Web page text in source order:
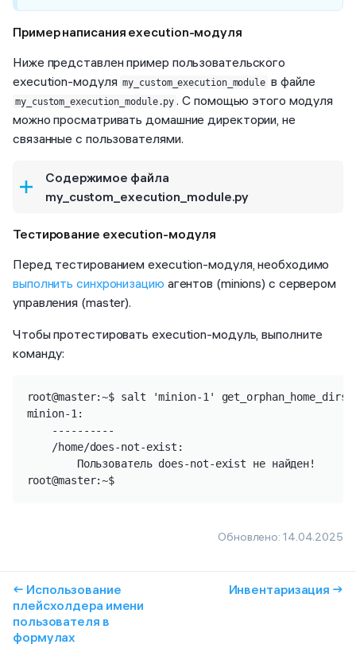
Пример написания execution-модуля
Ниже представлен пример пользовательского
execution-модуля my_custom_execution_module в файле
my_custom_execution_module.py . С помощью этого модуля
можно просматривать домашние директории, не
связанные с пользователями.
Содержимое файла
my_custom_execution_module.py
Тестирование execution-модуля
Перед тестированием execution-модуля, необходимо
выполнить синхронизацию агентов (minions) с сервером
управления (master).
Чтобы протестировать execution-модуль, выполните
команду:
root@master:~$ salt 'minion-1' get_orphan_home_dirs
minion-1:
    ----------
    /home/does-not-exist:
        Пользователь does-not-exist не найден!
root@master:~$
Обновлено: 14.04.2025
← Использование
плейсхолдера имени
пользователя в
формулах
Инвентаризация →